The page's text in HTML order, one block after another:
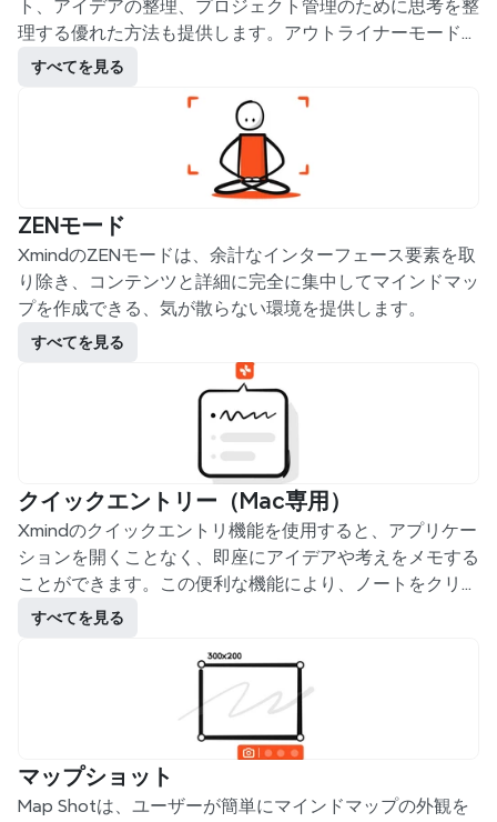
ト、アイデアの整理、プロジェクト管理のために思考を整
理する優れた方法も提供します。アウトライナーモードと
マインドマップモードを切り替えることで、頭の中のアイ
すべてを見る
ZENモード
XmindのZENモードは、余計なインターフェース要素を取
り除き、コンテンツと詳細に完全に集中してマインドマッ
プを作成できる、気が散らない環境を提供します。
すべてを見る
クイックエントリー（Mac専用）
Xmindのクイックエントリ機能を使用すると、アプリケー
ションを開くことなく、即座にアイデアや考えをメモする
ことができます。この便利な機能により、ノートをクリッ
ク一つで構造化されたマインドマップに素早く変換できま
すべてを見る
マップショット
Map Shotは、ユーザーが簡単にマインドマップの外観を